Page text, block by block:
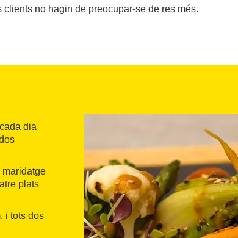
clients no hagin de preocupar-se de res més.
dia
maridatge
plats
i tots dos